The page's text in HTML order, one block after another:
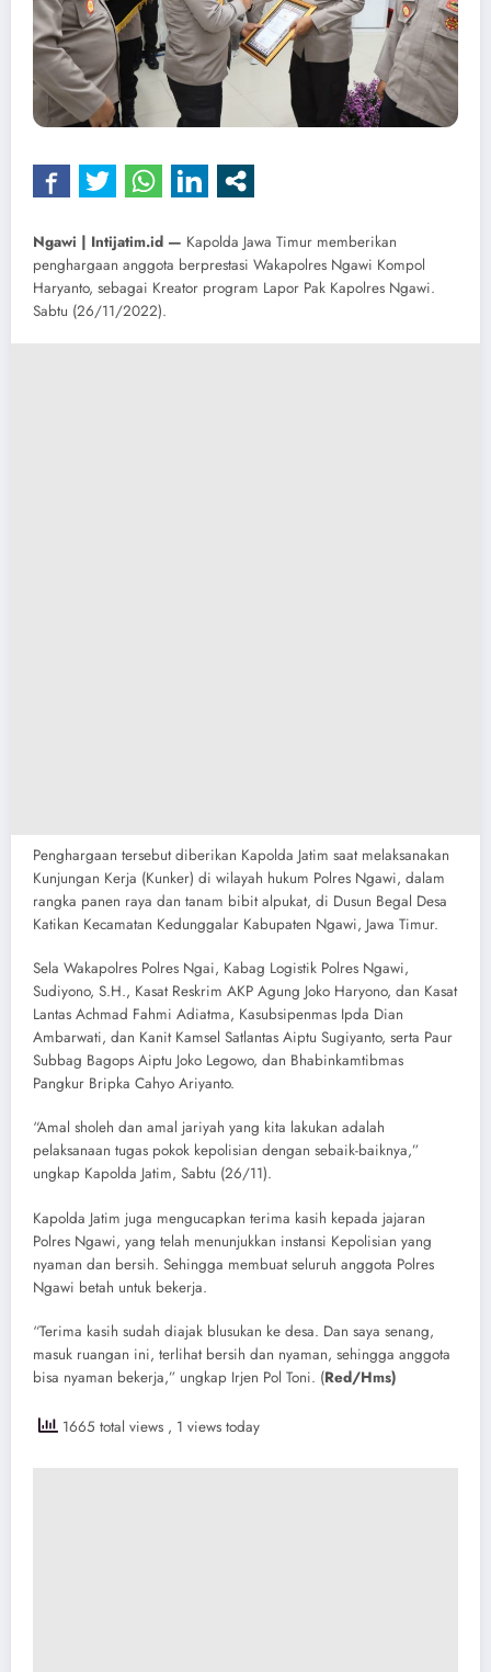
Ngawi | Intijatim.id — Kapolda Jawa Timur memberikan
penghargaan anggota berprestasi Wakapolres Ngawi Kompol
Haryanto, sebagai Kreator program Lapor Pak Kapolres Ngawi.
Sabtu (26/11/2022).
Penghargaan tersebut diberikan Kapolda Jatim saat melaksanakan
Kunjungan Kerja (Kunker) di wilayah hukum Polres Ngawi, dalam
rangka panen raya dan tanam bibit alpukat, di Dusun Begal Desa
Katikan Kecamatan Kedunggalar Kabupaten Ngawi, Jawa Timur.
Sela Wakapolres Polres Ngai, Kabag Logistik Polres Ngawi,
Sudiyono, S.H., Kasat Reskrim AKP Agung Joko Haryono, dan Kasat
Lantas Achmad Fahmi Adiatma, Kasubsipenmas Ipda Dian
Ambarwati, dan Kanit Kamsel Satlantas Aiptu Sugiyanto, serta Paur
Subbag Bagops Aiptu Joko Legowo, dan Bhabinkamtibmas
Pangkur Bripka Cahyo Ariyanto.
“Amal sholeh dan amal jariyah yang kita lakukan adalah
pelaksanaan tugas pokok kepolisian dengan sebaik-baiknya,”
ungkap Kapolda Jatim, Sabtu (26/11).
Kapolda Jatim juga mengucapkan terima kasih kepada jajaran
Polres Ngawi, yang telah menunjukkan instansi Kepolisian yang
nyaman dan bersih. Sehingga membuat seluruh anggota Polres
Ngawi betah untuk bekerja.
“Terima kasih sudah diajak blusukan ke desa. Dan saya senang,
masuk ruangan ini, terlihat bersih dan nyaman, sehingga anggota
bisa nyaman bekerja,” ungkap Irjen Pol Toni. (Red/Hms)
1665 total views , 1 views today